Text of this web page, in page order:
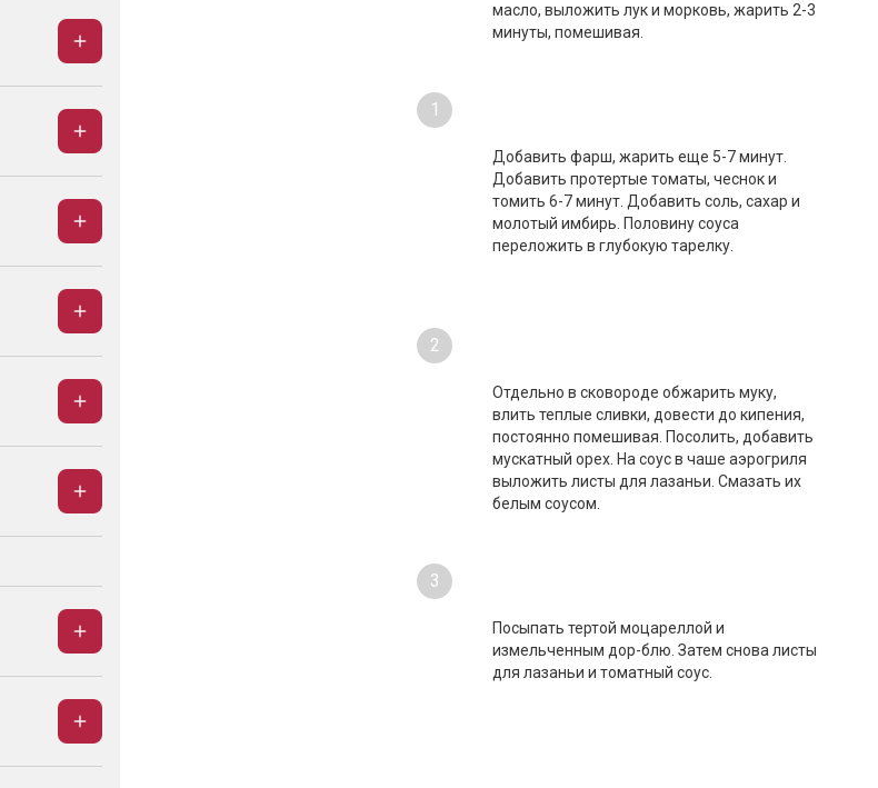
1
масло, выложить лук и морковь, жарить 2-3
минуты, помешивая.
2
Добавить фарш, жарить еще 5-7 минут.
Добавить протертые томаты, чеснок и
томить 6-7 минут. Добавить соль, сахар и
молотый имбирь. Половину соуса
переложить в глубокую тарелку.
3
Отдельно в сковороде обжарить муку,
влить теплые сливки, довести до кипения,
постоянно помешивая. Посолить, добавить
мускатный орех. На соус в чаше аэрогриля
выложить листы для лазаньи. Смазать их
белым соусом.
Посыпать тертой моцареллой и
измельченным дор-блю. Затем снова листы
для лазаньи и томатный соус.